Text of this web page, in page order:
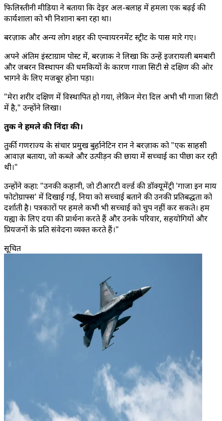
फिलिस्तीनी मीडिया ने बताया कि देइर अल-बलाह में हमला एक बढ़ई की
कार्यशाला को भी निशाना बना रहा था।
बरज़ाक और अन्य लोग शहर की एन्वायरनमेंट स्ट्रीट के पास मारे गए।
अपने अंतिम इंस्टाग्राम पोस्ट में, बरज़ाक ने लिखा कि उन्हें इजरायली बमबारी
और जबरन विस्थापन की धमकियों के कारण गाजा सिटी से दक्षिण की ओर
भागने के लिए मजबूर होना पड़ा।
"मेरा शरीर दक्षिण में विस्थापित हो गया, लेकिन मेरा दिल अभी भी गाजा सिटी
में है," उन्होंने लिखा।
तुर्की ने हमले की निंदा की।
तुर्की गणराज्य के संचार प्रमुख बुर्हानेटिन दुरान ने बरज़ाक को "एक साहसी
आवाज़ बताया, जो कब्जे और उत्पीड़न की छाया में सच्चाई का पीछा कर रही
थी।"
उन्होंने कहा: "उनकी कहानी, जो टीआरटी वर्ल्ड की डॉक्यूमेंट्री 'गाजा इन माय
फोटोग्राफ्स' में दिखाई गई, दुनिया को सच्चाई बताने की उनकी प्रतिबद्धता को
दर्शाती है। पत्रकारों पर हमले कभी भी सच्चाई को चुप नहीं कर सकते। हम
यह्या के लिए दया की प्रार्थना करते हैं और उनके परिवार, सहयोगियों और
प्रियजनों के प्रति संवेदना व्यक्त करते हैं।"
सूचित